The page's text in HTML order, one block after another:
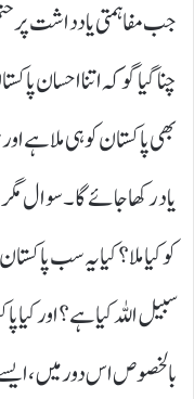
جب مفاہمتی یادداشت پر
چنا گیا گو کہ اتنا احسان
بھی پاکستان کو ہی ملا ہے
یاد رکھا جائے گا۔ سوال
کو کیا ملا؟ کیا یہ سب
سبیل اللہ کیا ہے؟ اور کیا
بالخصوص اس دور میں،